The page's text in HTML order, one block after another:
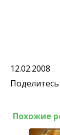
12.02.2008
Похожие